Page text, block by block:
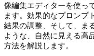
像編集エディターを使っ
ます。効果的なプロンプ
結果の調整、そして、ま
ような、自然に見える高
方法を解説します。